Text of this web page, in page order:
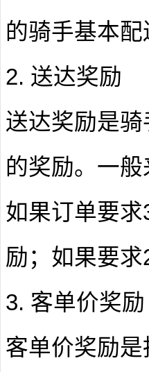
的骑手基本
2. 送达奖励
送达奖励是
的奖励。一
如果订单要
励；如果要
3. 客单价奖励
客单价奖励